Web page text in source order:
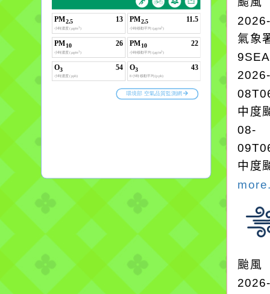
氣象
中度
08-
中度
颱風